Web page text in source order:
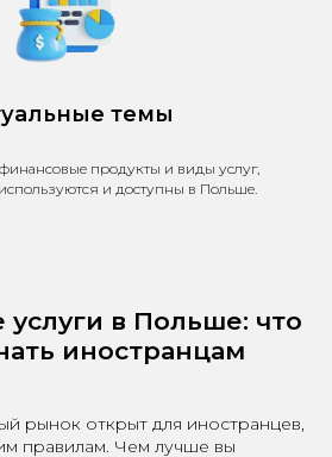
темы
продукты и виды услуг,
и доступны в Польше.
в Польше: что
иностранцам
рынок открыт для иностранцев,
правилам. Чем лучше вы